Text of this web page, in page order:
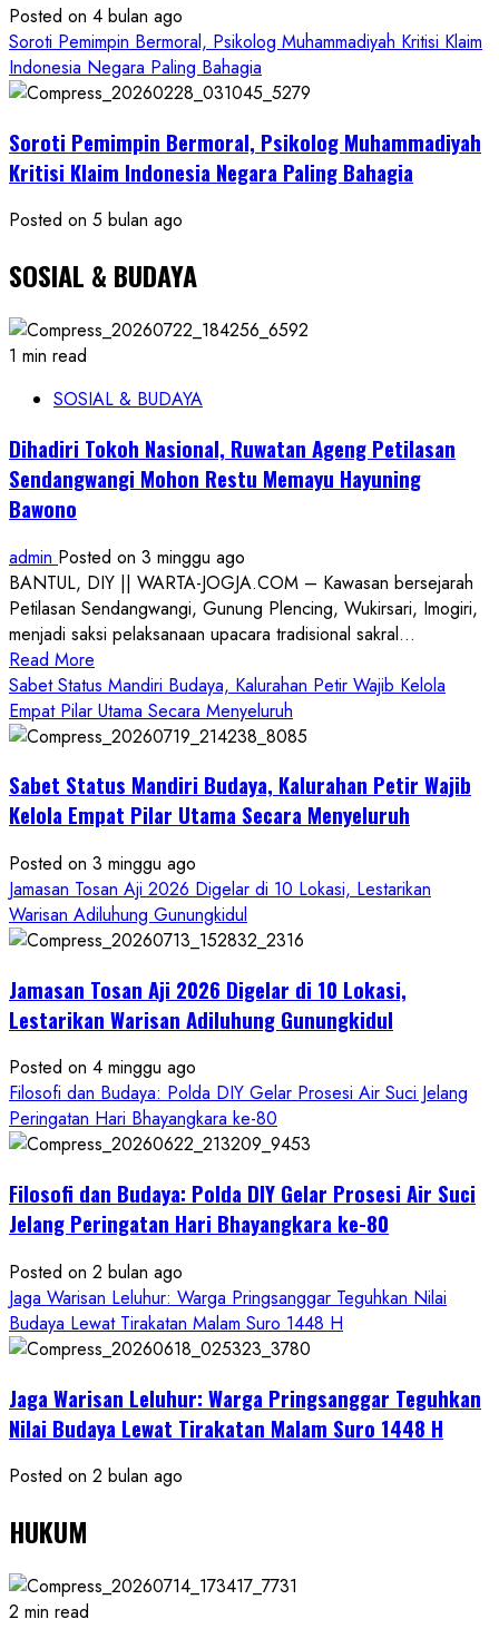
Posted on 4 bulan ago
Soroti Pemimpin Bermoral, Psikolog Muhammadiyah Kritisi Klaim
Indonesia Negara Paling Bahagia
Soroti Pemimpin Bermoral, Psikolog Muhammadiyah
Kritisi Klaim Indonesia Negara Paling Bahagia
Posted on 5 bulan ago
SOSIAL & BUDAYA
1 min read
SOSIAL & BUDAYA
Dihadiri Tokoh Nasional, Ruwatan Ageng Petilasan
Sendangwangi Mohon Restu Memayu Hayuning
Bawono
admin Posted on 3 minggu ago
BANTUL, DIY || WARTA-JOGJA.COM – Kawasan bersejarah
Petilasan Sendangwangi, Gunung Plencing, Wukirsari, Imogiri,
menjadi saksi pelaksanaan upacara tradisional sakral...
Read More
more
about
Dihadiri
Nasional,
Ruwatan
Petilasan
Sendangwangi
Mohon
Restu
Hayuning
Bawono
Sabet Status Mandiri Budaya, Kalurahan Petir Wajib Kelola
Empat Pilar Utama Secara Menyeluruh
Sabet Status Mandiri Budaya, Kalurahan Petir Wajib
Kelola Empat Pilar Utama Secara Menyeluruh
Posted on 3 minggu ago
Jamasan Tosan Aji 2026 Digelar di 10 Lokasi, Lestarikan
Warisan Adiluhung Gunungkidul
Jamasan Tosan Aji 2026 Digelar di 10 Lokasi,
Lestarikan Warisan Adiluhung Gunungkidul
Posted on 4 minggu ago
Filosofi dan Budaya: Polda DIY Gelar Prosesi Air Suci Jelang
Peringatan Hari Bhayangkara ke-80
Filosofi dan Budaya: Polda DIY Gelar Prosesi Air Suci
Jelang Peringatan Hari Bhayangkara ke-80
Posted on 2 bulan ago
Jaga Warisan Leluhur: Warga Pringsanggar Teguhkan Nilai
Budaya Lewat Tirakatan Malam Suro 1448 H
Jaga Warisan Leluhur: Warga Pringsanggar Teguhkan
Nilai Budaya Lewat Tirakatan Malam Suro 1448 H
Posted on 2 bulan ago
HUKUM
2 min read